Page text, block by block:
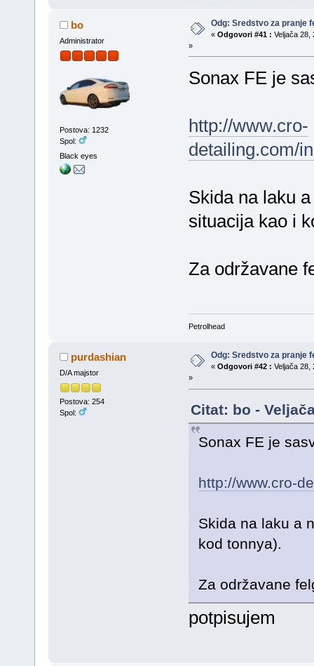
bo
Administrator
Postova: 1232
Spol:
Black eyes
Odg: Sredstvo za pranje
« Odgovori #41 : Veljača 28,
»
Sonax FE je
http://www.cro-
detailing.com/
Skida na laku
situacija kao i
Za održavane
Petrolhead
purdashian
D/A majstor
Postova: 254
Spol:
Odg: Sredstvo za pranje
« Odgovori #42 : Veljača 28,
»
Citat: bo -
Sonax FE je
http://www.cro-
Skida na laku a
kod tonnya).
Za održavane
potpisujem